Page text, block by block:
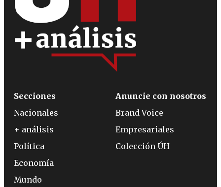
Secciones
Nacionales
+ análisis
Política
Economía
Mundo
Anuncie con nosotros
Brand Voice
Empresariales
Colección ÚH